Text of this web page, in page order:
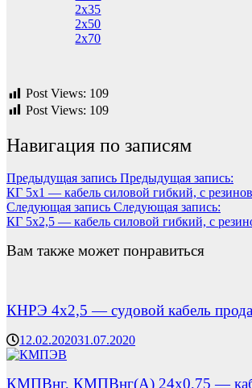
2х35
2х50
2х70
Post Views: 109
Post Views: 109
Навигация по записям
Предыдущая запись Предыдущая запись:
КГ 5х1 — кабель силовой гибкий, с
Следующая запись Следующая запись:
КГ 5х2,5 — кабель силовой гибкий, с
Вам также может понравиться
КНРЭ 4х2,5 — судовой кабель
12.02.202031.07.2020
КМПВнг, КМПВнг(А) 24х0,75 —